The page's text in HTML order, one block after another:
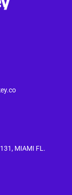
MIAMI FL.